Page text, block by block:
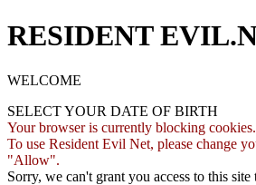
RESIDENT
WELCOME
SELECT YOUR DATE OF BIRTH
Your browser is currently blocking cookies.
To use Resident Evil Net, please change
"Allow".
Sorry, we can't grant you access to this site